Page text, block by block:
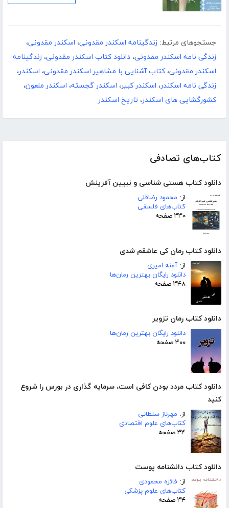
کتاب‌های تصادفی
دانلود کتاب هستی شناسی و تبیین آفرینش
از: محمود رضاقلی
کتاب‌های فلسفی
۳۳۰ صفحه
دانلود کتاب رمان کی عاشقم شدی
از: آمنه امیری
دانلود رایگان بهترین رمان‌ها
۳۴۸ صفحه
دانلود کتاب رمان تزویر
دانلود رایگان بهترین رمان‌ها
۴۰۰ صفحه
دانلود کتاب مردد بودن کافی است، سرمایه گذاری در بورس را شروع
کنید
از: مهرناز سلطانی
کتاب‌های علوم اقتصادی
۳۴ صفحه
دانلود کتاب دانشنامه پوست
از: فائزه محمودی
کتاب‌های علوم پزشکی
۳۴ صفحه
جستجوهای مرتبط: زندگینامه اسکندر مقدونی، اسکندر مقدونی،
زندگی نامه اسکندر مقدونی، دانلود کتاب اسکندر مقدونی، زندگینامه
اسکندر مقدونی،کتاب آشنایی با مشاهیر اسکندر مقدونی، اسکندر،
زندگی نامه اسکندر، اسکندر کبیر، اسکندر گجسته، اسکندر ملعون،
کشورگشایی های اسکندر، تاریخ اسکندر